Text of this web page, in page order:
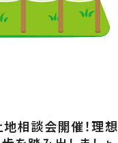
相談会開催！理想